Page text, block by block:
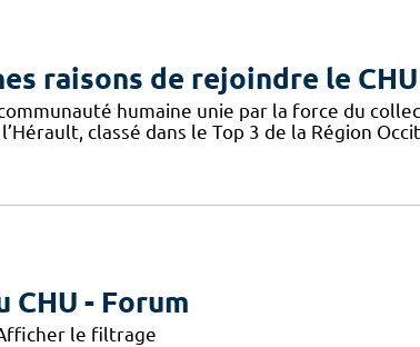
raisons de rejoindre le
humaine unie par la force du
classé dans le Top 3 de la Région
CHU - Forum
le filtrage